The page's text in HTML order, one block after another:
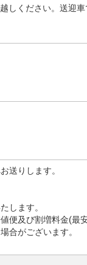
しください。送迎
送りします。
します。
便及び割増料金(
合がございます。